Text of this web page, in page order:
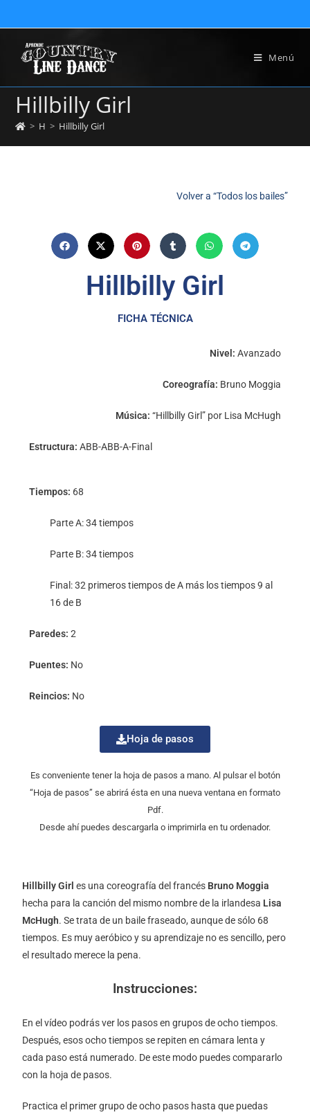
Menú
Hillbilly Girl
> H > Hillbilly Girl
Volver a “Todos los bailes”
Hillbilly Girl
FICHA TÉCNICA
Nivel: Avanzado
Coreografía: Bruno Moggia
Música: “Hillbilly Girl” por Lisa McHugh
Estructura:ABB-ABB-A-Final
Tiempos: 68
Parte A: 34 tiempos
Parte B: 34 tiempos
Final: 32 primeros tiempos de A más los tiempos 9 al
16 de B
Paredes: 2
Puentes: No
Reincios: No
Hoja de pasos
Es conveniente tener la hoja de pasos a mano. Al pulsar el botón
“Hoja de pasos” se abrirá ésta en una nueva ventana en formato
Pdf.
Desde ahí puedes descargarla o imprimirla en tu ordenador.
Hillbilly Girl es una coreografía del francés Bruno Moggia
hecha para la canción del mismo nombre de la irlandesa Lisa
McHugh. Se trata de un baile fraseado, aunque de sólo 68
tiempos. Es muy aeróbico y su aprendizaje no es sencillo, pero
el resultado merece la pena.
Instrucciones:
En el vídeo podrás ver los pasos en grupos de ocho tiempos.
Después, esos ocho tiempos se repiten en cámara lenta y
cada paso está numerado. De este modo puedes compararlo
con la hoja de pasos.
Practica el primer grupo de ocho pasos hasta que puedas